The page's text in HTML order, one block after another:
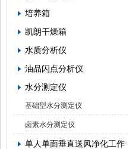
培养箱
凯朗干燥箱
水质分析仪
油品闪点分析仪
水分测定仪
基础型水分测定仪
卤素水分测定仪
单人单面垂直送风净化工作台